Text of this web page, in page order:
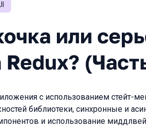
или серьезная
или
с использованием стейт-
библиотеки, синхронные и
и использование